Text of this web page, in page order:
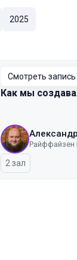
2025
Смотреть запись
Как мы
Райффайзен
2 зал